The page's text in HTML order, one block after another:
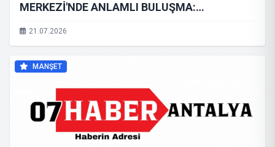
MERKEZİ'NDE ANLAMLI BULUŞMA:
OTOMOTİV SEKTÖRÜNÜN SESİ GENEL
21.07.2026
MANŞET